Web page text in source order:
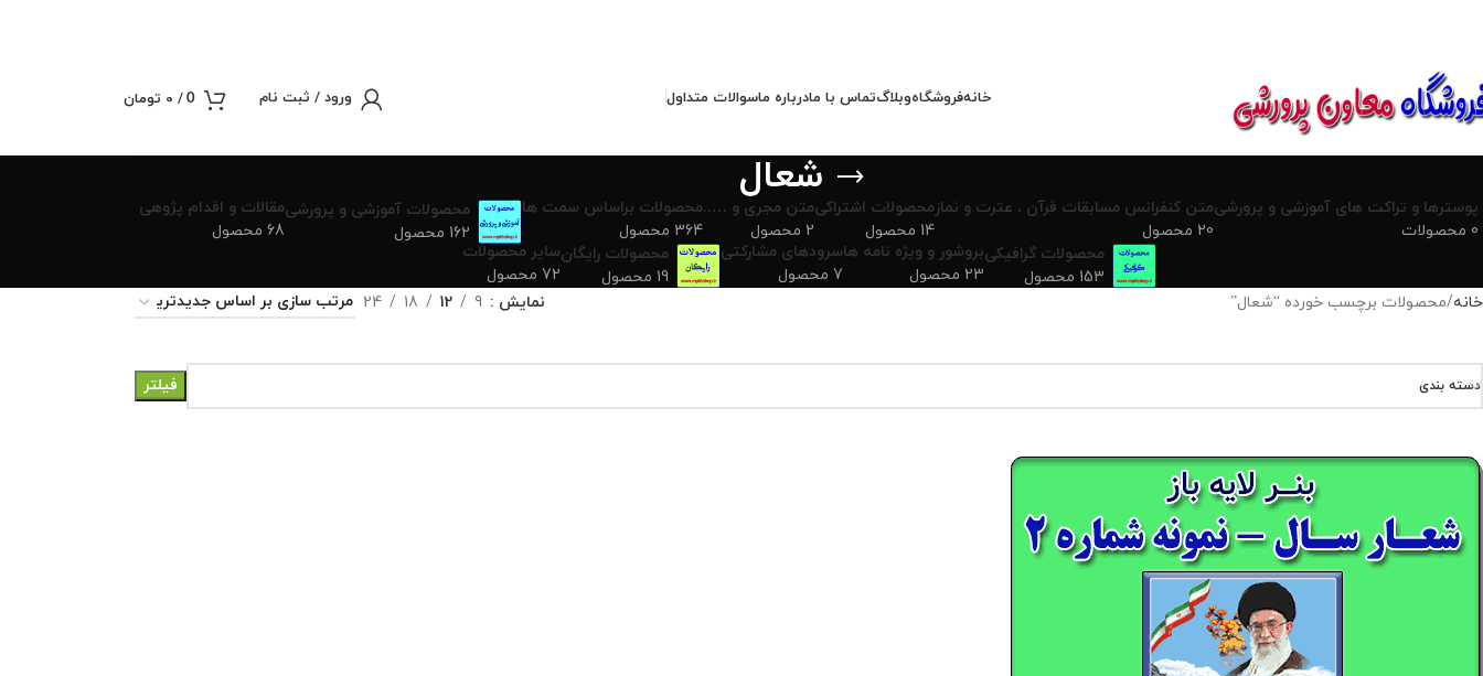
خانهفروشگاهوبلاگتماس با مادرباره ماسوالات متداول ورود / ثبت نام 0
/
0 تومان
شعال
پوسترها و تراکت های آموزشی و پرورشی
0 محصولات
متن کنفرانس مسابقات قرآن ، عترت و نماز
20 محصول
محصولات اشتراکی
14 محصول
متن مجری و …..
2 محصول
محصولات براساس سمت ها
364 محصول
محصولات آموزشی و پرورشی
162 محصول
مقالات و اقدام پژوهی
68 محصول
محصولات گرافیکی
153 محصول
بروشور و ویژه نامه ها
23 محصول
سرودهای مشارکتی
7 محصول
محصولات رایگان
19 محصول
سایر محصولات
72 محصول
خانه محصولات برچسب خورده “شعال” نمایش 9
12
18
24
دسته بندی فیلتر